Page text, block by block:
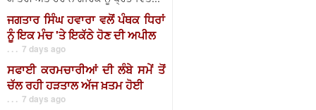
ਜਗਤਾਰ ਸਿੰਘ ਹਵਾਰਾ ਵਲੋਂ ਪੰਥਕ ਧਿਰਾਂ
ਨੂੰ ਇਕ ਮੰਚ 'ਤੇ ਇਕੱਠੇ ਹੋਣ ਦੀ ਅਪੀਲ
. . . 7 days ago
ਸਫਾਈ ਕਰਮਚਾਰੀਆਂ ਦੀ ਲੰਬੇ ਸਮੇਂ ਤੋਂ
ਚੱਲ ਰਹੀ ਹੜਤਾਲ ਅੱਜ ਖ਼ਤਮ ਹੋਈ
. . . 7 days ago